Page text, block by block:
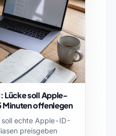
Lücke soll Apple-
Minuten offenlegen
soll echte Apple-ID-
preisgeben